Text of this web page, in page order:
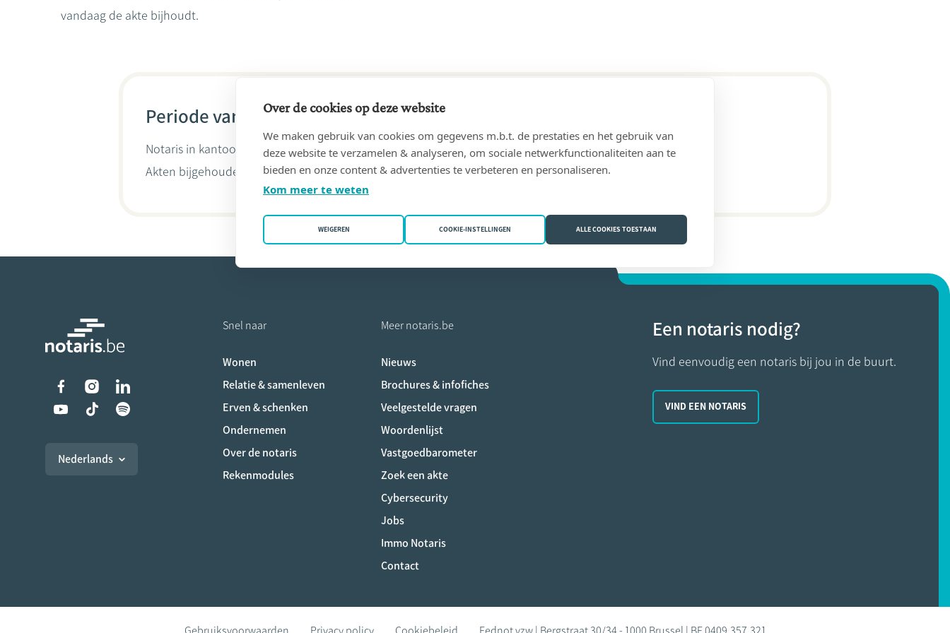
vandaag de akte bijhoudt.
Periode van 30/09/2005 tot heden
Notaris in kantoor NOTARIS BERNARD TUERLINCKX (3150 Haacht)
Akten bijgehouden doorBernard Tuerlinckx
Liens vers les réseaux sociaux
Nederlands
Snel naar
Wonen
Relatie & samenleven
Erven & schenken
Ondernemen
Over de notaris
Rekenmodules
Meer notaris.be
Nieuws
Brochures & infofiches
Veelgestelde vragen
Woordenlijst
Vastgoedbarometer
Zoek een akte
Cybersecurity
Jobs
Immo Notaris
Contact
Een notaris nodig?
Vind eenvoudig een notaris bij jou in de buurt.
VIND EEN NOTARIS
Over de cookies op deze website
We maken gebruik van cookies om gegevens m.b.t. de prestaties en het gebruik van
deze website te verzamelen & analyseren, om sociale netwerkfunctionaliteiten aan te
bieden en onze content & advertenties te verbeteren en personaliseren.
Kom meer te weten
WEIGEREN COOKIE-INSTELLINGEN ALLE COOKIES TOESTAAN